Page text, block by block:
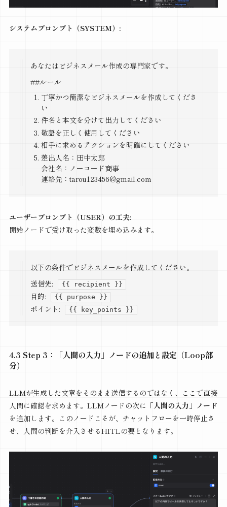
システムプロンプト（SYSTEM）:
あなたはビジネスメール作成の専門家です。
##ルール
丁寧かつ簡潔なビジネスメールを作成してくださ
い
件名と本文を分けて出力してください
敬語を正しく使用してください
相手に求めるアクションを明確にしてください
差出人名：田中太郎
会社名：ノーコード商事
連絡先：tarou123456@gmail.com
ユーザープロンプト（USER）の工夫:
開始ノードで受け取った変数を埋め込みます。
以下の条件でビジネスメールを作成してください。
送信先:
{{ recipient }}
目的: {{ purpose }}
ポイント: {{ key_points }}
4.3 Step 3：「人間の入力」ノードの追加と設定（Loop部
分）
LLMが生成した文章をそのまま送信するのではなく、ここで直接
人間に確認を求めます。LLMノードの次に 「人間の入力」ノード
を追加します。このノードこそが、チャットフローを一時停止さ
せ、人間の判断を介入させるHITLの要となります。